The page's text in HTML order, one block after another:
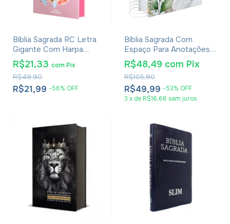
Bíblia Sagrada RC Letra
Gigante Com Harpa
Avivada E Corinhos Capa
Dura Circulo Flores
R$21,99 -56% OFF
R$49,90
R$21,33 comPix
Bíblia Sagrada Com
Espaço Para Anotações
Harpa Avivada E Corinhos
Leão Aquarela
R$49,99 -53% OFF
R$105,90
R$48,49 com Pix
3 x de R$16,66 sem juros